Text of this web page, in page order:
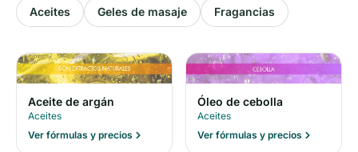
Aceites Geles de masaje Fragancias
Aceite de argán
Aceites
Ver fórmulas y precios
Óleo de cebolla
Aceites
Ver fórmulas y precios